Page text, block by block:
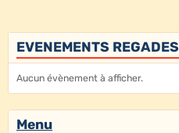
EVENEMENTS REGADES
Aucun évènement à afficher.
Menu